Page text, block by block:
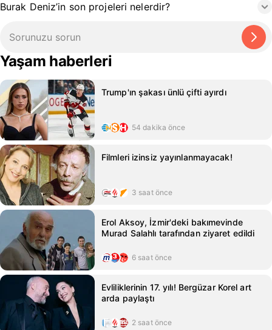
Burak Deniz’in son projeleri nelerdir?
Yaşam haberleri
Trump'ın şakası ünlü çifti ayırdı
54 dakika önce
Filmleri izinsiz yayınlanmayacak!
3 saat önce
Erol Aksoy, İzmir'deki bakımevinde
Murad Salahlı tarafından ziyaret edildi
6 saat önce
Evliliklerinin 17. yılı! Bergüzar Korel art
arda paylaştı
2 saat önce